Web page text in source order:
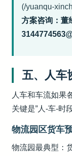
(/yuanqu-
方案咨询：董
五、人车
人车和车流如果
关键是”人-车-时
物流园区货车
物流园最典型：